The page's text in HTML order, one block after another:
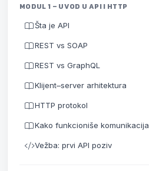
MODUL 1 – UVOD U API I HTTP
Šta je API
REST vs SOAP
REST vs GraphQL
Klijent–server arhitektura
HTTP protokol
Kako funkcioniše komunikacija
Vežba: prvi API poziv